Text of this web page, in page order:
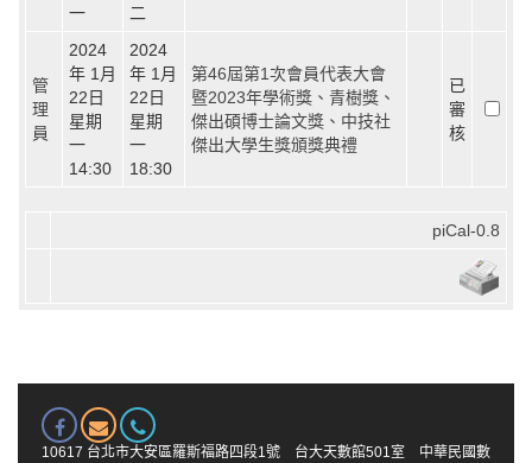
一
二
管
理
員
2024
年 1月
22日
星期
一
14:30
2024
年 1月
22日
星期
一
18:30
第46屆第1次會員代表大會
暨2023年學術獎、青樹獎、
傑出碩博士論文獎、中技社
傑出大學生獎頒獎典禮
已
審
核
piCal-0.8
10617 台北市大安區羅斯福路四段1號 台大天數館501室 中華民國數